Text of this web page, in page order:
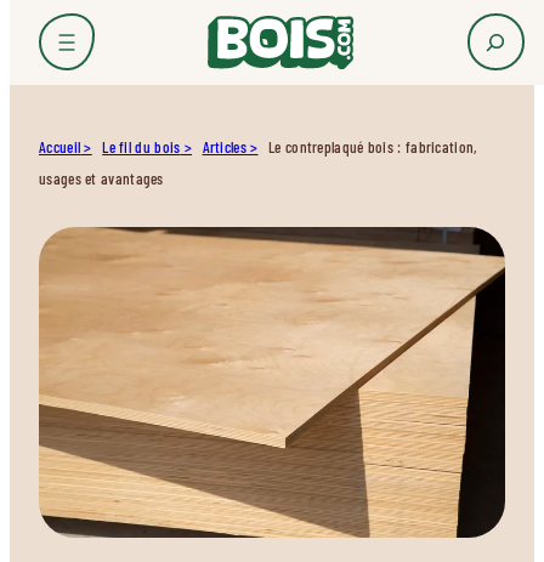
Accueil Le fil du bois Articles
Le contreplaqué bois : fabrication,
usages et avantages